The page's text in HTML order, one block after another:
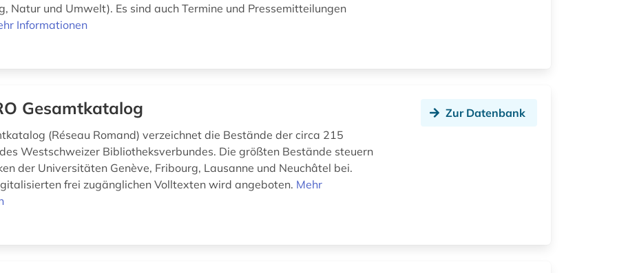
Natur und Umwelt). Es sind auch Termine und Pressemitteilungen
Informationen
Gesamtkatalog
(Réseau Romand) verzeichnet die Bestände der circa 215
Westschweizer Bibliotheksverbundes. Die größten Bestände steuern
der Universitäten Genève, Fribourg, Lausanne und Neuchâtel bei.
frei zugänglichen Volltexten wird angeboten. Mehr
Zur Datenbank